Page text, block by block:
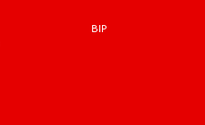
BIP